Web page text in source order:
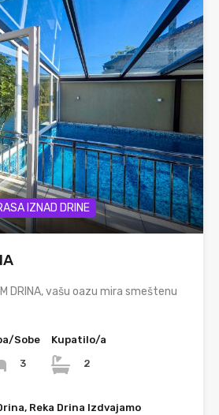
IZNAD DRINE
DRINA, vašu oazu mira smeštenu
Sobe
3
Kupatilo/a
2
Reka Drina Izdvajamo